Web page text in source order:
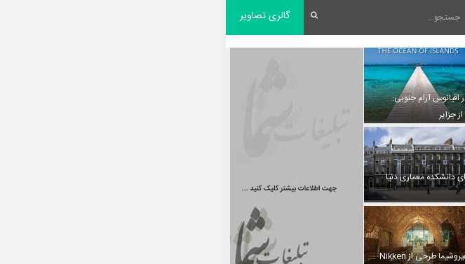
گالری تصاویر
اقیانوس آرام جنوبی:
جزایر
دانشکده معماری دنیا
کلیسای هیروشیما طرحی از Nikken